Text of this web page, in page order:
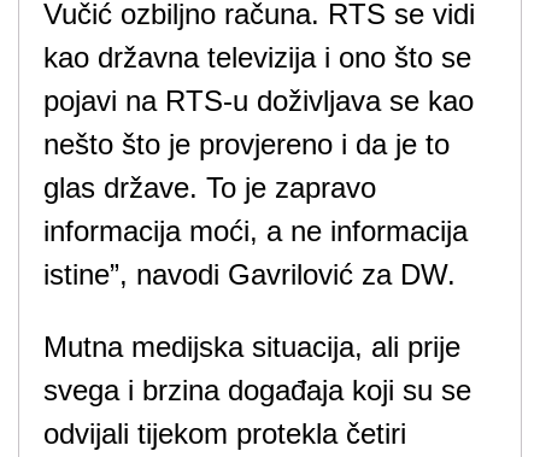
Vučić ozbiljno računa. RTS se vidi
kao državna televizija i ono što se
pojavi na RTS-u doživljava se kao
nešto što je provjereno i da je to
glas države. To je zapravo
informacija moći, a ne informacija
istine”, navodi Gavrilović za DW.
Mutna medijska situacija, ali prije
svega i brzina događaja koji su se
odvijali tijekom protekla četiri